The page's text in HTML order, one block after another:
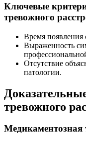
Ключевые
тревожного
Время
Выраженность
Отсутствие
патологии.
тревожного
Медикаментозная